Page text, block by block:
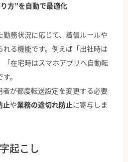
方”を自動で最適化
務状況に応じて、着信ルールや
る機能です。例えば「出社時は
「在宅時はスマホアプリへ自動転
。
者が都度転送設定を変更する必要
止や業務の途切れ防止に寄与しま
起こし